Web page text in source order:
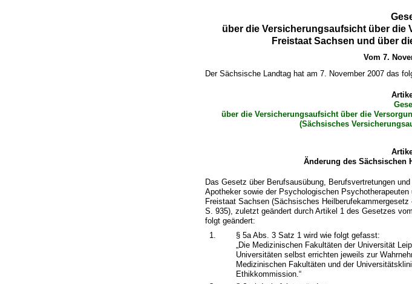
über die Versicherungsaufsicht über die
Freistaat Sachsen und über
Vom 7.
Der Sächsische Landtag hat am 7. November 2007 das
über die Versicherungsaufsicht über die
(Sächsisches
Änderung des Sächsischen
Das Gesetz über Berufsausübung, Berufsvertretungen
Apotheker sowie der Psychologischen
Freistaat Sachsen (Sächsisches
S. 935), zuletzt geändert durch Artikel 1 des Gesetzes
folgt geändert:
1.
§ 5a Abs. 3 Satz 1 wird wie folgt gefasst:
„Die Medizinischen Fakultäten der Universität
Universitäten selbst errichten jeweils zur
Medizinischen Fakultäten und der
Ethikkommission.“